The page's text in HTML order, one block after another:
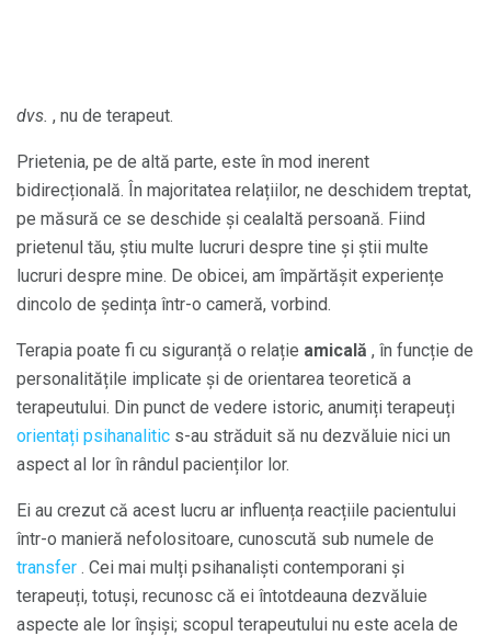
dvs. , nu de terapeut.
Prietenia, pe de altă parte, este în mod inerent
bidirecțională. În majoritatea relațiilor, ne deschidem treptat,
pe măsură ce se deschide și cealaltă persoană. Fiind
prietenul tău, știu multe lucruri despre tine și știi multe
lucruri despre mine. De obicei, am împărtășit experiențe
dincolo de ședința într-o cameră, vorbind.
Terapia poate fi cu siguranță o relație amicală , în funcție de
personalitățile implicate și de orientarea teoretică a
terapeutului. Din punct de vedere istoric, anumiți terapeuți
orientați psihanalitic s-au străduit să nu dezvăluie nici un
aspect al lor în rândul pacienților lor.
Ei au crezut că acest lucru ar influența reacțiile pacientului
într-o manieră nefolositoare, cunoscută sub numele de
transfer . Cei mai mulți psihanaliști contemporani și
terapeuți, totuși, recunosc că ei întotdeauna dezvăluie
aspecte ale lor înșiși; scopul terapeutului nu este acela de